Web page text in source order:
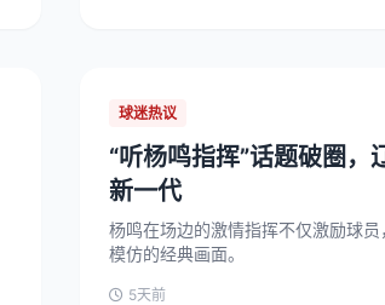
球迷热议
“听杨鸣指挥”话题破圈，
新一代
杨鸣在场边的激情指挥不仅激励球
模仿的经典画面。
5天前